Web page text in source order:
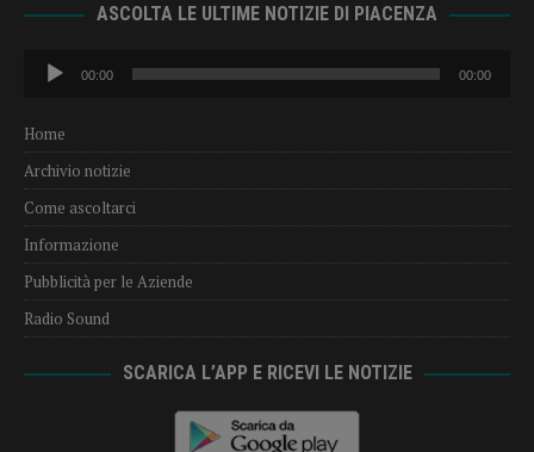
ASCOLTA LE ULTIME NOTIZIE DI PIACENZA
Audio
Player
00:00 00:00
Home
Archivio notizie
Come ascoltarci
Informazione
Pubblicità per le Aziende
Radio Sound
SCARICA L’APP E RICEVI LE NOTIZIE